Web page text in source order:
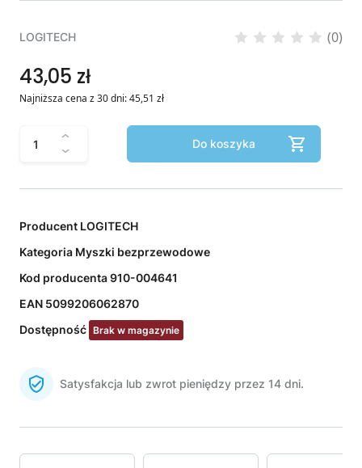
LOGITECH (0)
43,05 zł
Najniższa cena z 30 dni:45,51 zł
Producent LOGITECH
Kategoria Myszki bezprzewodowe
Kod producenta910-004641
EAN 5099206062870
Dostępność Brak w magazynie
Do koszyka
Satysfakcja lub zwrot pieniędzy przez 14 dni.